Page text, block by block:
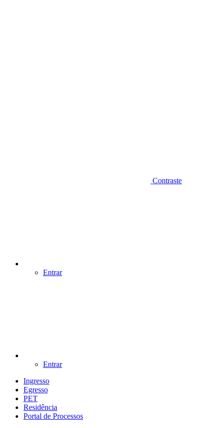
Contraste
Entrar
Entrar
Ingresso
Egresso
PET
Residência
Portal de Processos